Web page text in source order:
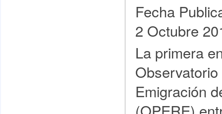
Fecha
2 Octubre
La primera
Emigración